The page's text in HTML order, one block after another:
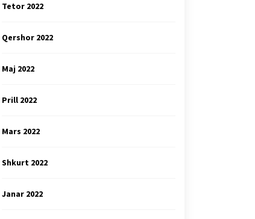
Tetor 2022
Qershor 2022
Maj 2022
Prill 2022
Mars 2022
Shkurt 2022
Janar 2022